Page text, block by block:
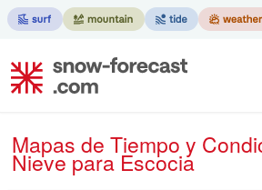
Mapas de Tiempo y Condiciones de
Nievepara Escocia